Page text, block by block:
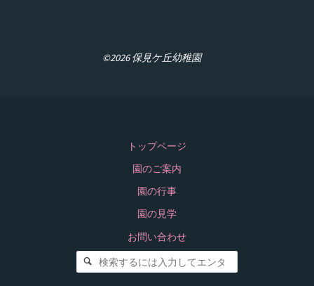
©2026 保見ケ丘幼稚園
トップページ
園のご案内
園の行事
園の見学
お問い合わせ